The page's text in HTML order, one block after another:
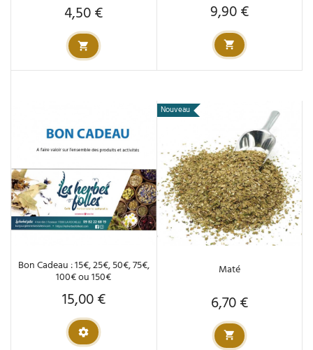
Prix
4,50 € Prix
9,90 €
Bon Cadeau : 15€, 25€, 50€, 75€,
100€ ou 150€
Prix
15,00 €
Nouveau
Maté
Prix
6,70 €